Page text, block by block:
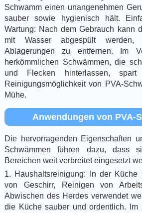
Schwamm einen unangenehmen
sauber sowie hygienisch hält.
Wartung: Nach dem Gebrauch kann
mit Wasser abgespült
Ablagerungen zu entfernen. Im
herkömmlichen Schwämmen, die
und Flecken hinterlassen,
Reinigungsmöglichkeit von PVA-
Mühe.
Anwendungen von PVA-
Die hervorragenden Eigenschaften
Schwämmen führen dazu, dass
Bereichen weit verbreitet eingesetzt
1. Haushaltsreinigung: In der
von Geschirr, Reinigen von
Abwischen des Herdes verwendet
die Küche sauber und ordentlich. Im